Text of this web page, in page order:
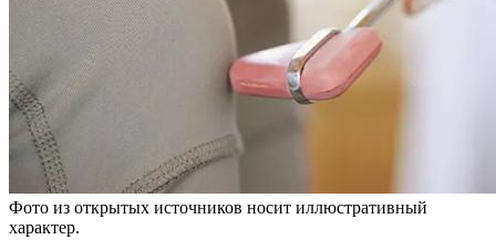
Фото из открытых источников носит иллюстративный
характер.